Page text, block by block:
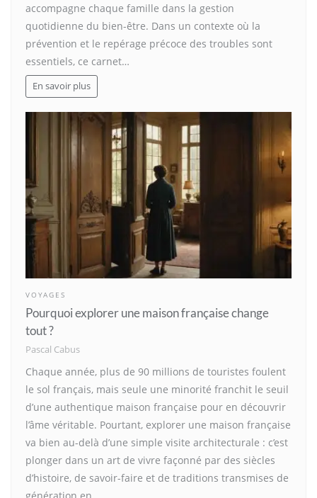
accompagne chaque famille dans la gestion
quotidienne du bien-être. Dans un contexte où la
prévention et le repérage précoce des troubles sont
essentiels, ce carnet…
En savoir plus
VOYAGES
Pourquoi explorer une maison française change
tout ?
Pascal Cabus
Chaque année, plus de 90 millions de touristes foulent
le sol français, mais seule une minorité franchit le seuil
d’une authentique maison française pour en découvrir
l’âme véritable. Pourtant, explorer une maison française
va bien au-delà d’une simple visite architecturale : c’est
plonger dans un art de vivre façonné par des siècles
d’histoire, de savoir-faire et de traditions transmises de